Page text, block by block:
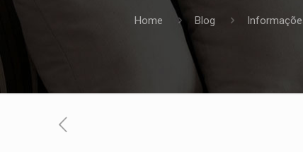
Home Blog